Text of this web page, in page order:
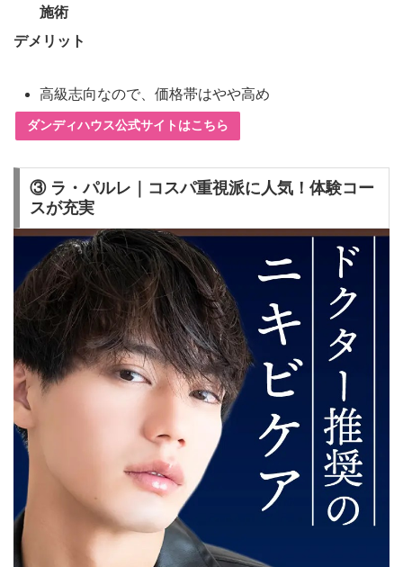
施術
デメリット
高級志向なので、価格帯はやや高め
ダンディハウス公式サイトはこちら
③ ラ・パルレ｜コスパ重視派に人気！体験コー
スが充実